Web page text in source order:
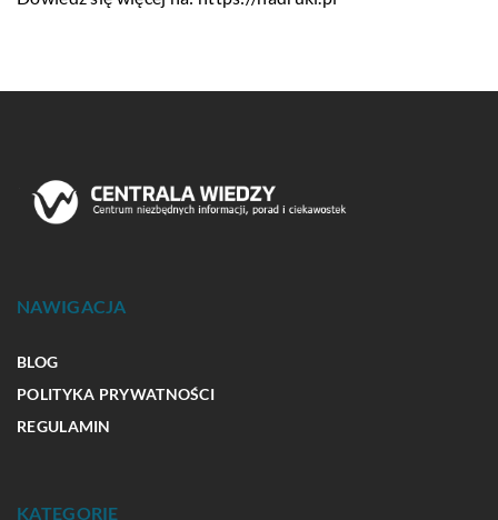
NAWIGACJA
BLOG
POLITYKA PRYWATNOŚCI
REGULAMIN
KATEGORIE